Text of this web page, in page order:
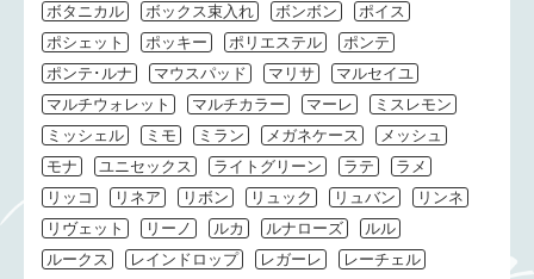
ボタニカル
ボックス束入れ ボンボン
ポイス
ポシェット
ポッキー ポリエステル
ポンテ
ポンテ･ルナ
マウスパッド マリサ
マルセイユ
マルチウォレット
マルチカラー マーレ
ミスレモン
ミッシェル
ミモ ミラン メガネケース
メッシュ
モナ
ユニセックス ライトグリーン ラテ
ラメ
リッコ
リネア リボン リュック リュバン
リンネ
リヴェット
リーノ ルカ ルナローズ
ルル
ルークス
レインドロップ レガーレ
レーチェル